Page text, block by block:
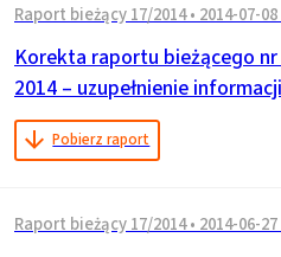
Raport bieżący 17/2014 • 2014-07-
Korekta raportu bieżącego
2014 – uzupełnienie informacji
Pobierz raport
Raport bieżący 17/2014 • 2014-06-